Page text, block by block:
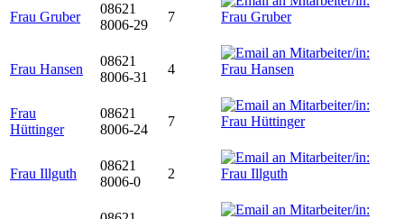
Frau Gruber
08621
8006-29
7
Frau Hansen
08621
8006-31
4
Frau
Hüttinger
08621
8006-24
7
Frau Illguth
08621
8006-0
2